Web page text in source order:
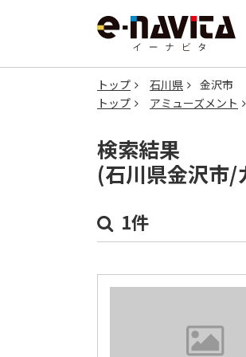
トップ 石川県
金沢市
トップ
アミューズメント
検索結果
(石川県金沢市/
1件